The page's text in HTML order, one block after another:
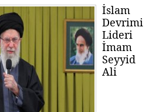
İslam
Devrimi
Lideri
İmam
Seyyid
Ali